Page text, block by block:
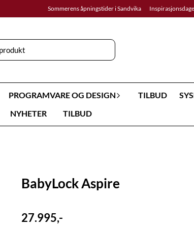
Sommerens åpningstider i Sandvika
PROGRAMVARE OG DESIGN TILBUD
NYHETER TILBUD
BabyLock Aspire
27.995,-